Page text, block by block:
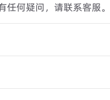
何疑问，请联系客服。